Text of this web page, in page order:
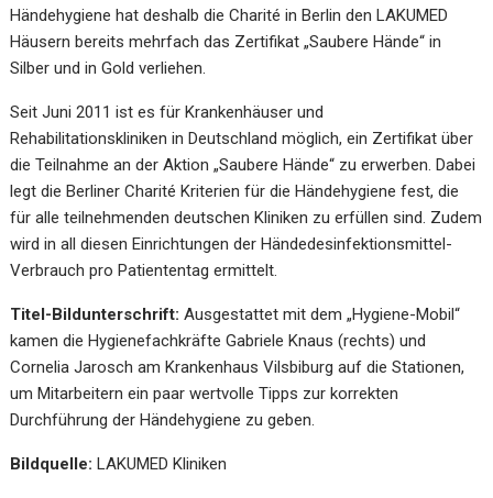
Händehygiene hat deshalb die Charité in Berlin den LAKUMED
Häusern bereits mehrfach das Zertifikat „Saubere Hände“ in
Silber und in Gold verliehen.
Seit Juni 2011 ist es für Krankenhäuser und
Rehabilitationskliniken in Deutschland möglich, ein Zertifikat über
die Teilnahme an der Aktion „Saubere Hände“ zu erwerben. Dabei
legt die Berliner Charité Kriterien für die Händehygiene fest, die
für alle teilnehmenden deutschen Kliniken zu erfüllen sind. Zudem
wird in all diesen Einrichtungen der Händedesinfektionsmittel-
Verbrauch pro Patiententag ermittelt.
Titel-Bildunterschrift:Ausgestattet mit dem „Hygiene-Mobil“
kamen die Hygienefachkräfte Gabriele Knaus (rechts) und
Cornelia Jarosch am Krankenhaus Vilsbiburg auf die Stationen,
um Mitarbeitern ein paar wertvolle Tipps zur korrekten
Durchführung der Händehygiene zu geben.
Bildquelle:LAKUMED Kliniken